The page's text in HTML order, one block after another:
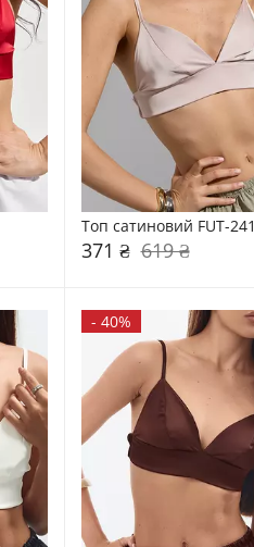
Топ сатиновий FUT-241
371 ₴ 619 ₴
- 40%